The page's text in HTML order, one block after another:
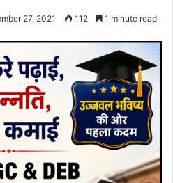
27, 2021 112 1 minute read